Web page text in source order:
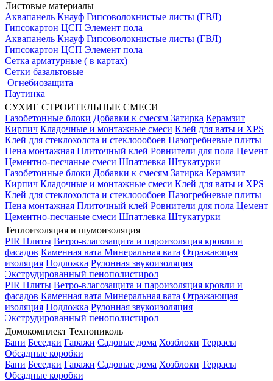
Листовые материалы
Аквапанель Кнауф Гипсоволокнистые листы (ГВЛ)
Гипсокартон ЦСП Элемент пола
Аквапанель Кнауф Гипсоволокнистые листы (ГВЛ)
Гипсокартон ЦСП Элемент пола
Сетка арматурные ( в картах)
Сетки базальтовые
Огнебиозащита
Паутинка
СУХИЕ СТРОИТЕЛЬНЫЕ СМЕСИ
Газобетонные блоки Добавки к смесям Затирка Керамзит
Кирпич Кладочные и монтажные смеси Клей для ваты и XPS
Клей для стеклохолста и стеклоообоев Пазогребневые плиты
Пена монтажная Плиточный клей Ровнители для пола Цемент
Цементно-песчаные смеси Шпатлевка Штукатурки
Газобетонные блоки Добавки к смесям Затирка Керамзит
Кирпич Кладочные и монтажные смеси Клей для ваты и XPS
Клей для стеклохолста и стеклоообоев Пазогребневые плиты
Пена монтажная Плиточный клей Ровнители для пола Цемент
Цементно-песчаные смеси Шпатлевка Штукатурки
Теплоизоляция и шумоизоляция
PIR Плиты Ветро-влагозащита и пароизоляция кровли и
фасадов Каменная вата Минеральная вата Отражающая
изоляция Подложка Рулонная звукоизоляция
Экструдированный пенополистирол
PIR Плиты Ветро-влагозащита и пароизоляция кровли и
фасадов Каменная вата Минеральная вата Отражающая
изоляция Подложка Рулонная звукоизоляция
Экструдированный пенополистирол
Домокомплект Технониколь
Бани Беседки Гаражи Садовые дома Хозблоки Террасы
Обсадные коробки
Бани Беседки Гаражи Садовые дома Хозблоки Террасы
Обсадные коробки